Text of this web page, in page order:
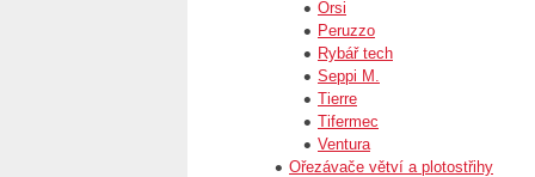
Orsi
Peruzzo
Rybář tech
Seppi M.
Tierre
Tifermec
Ventura
Ořezávače větví a plotostřihy